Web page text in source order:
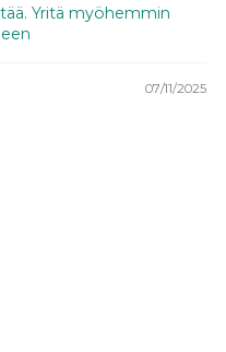
Yritä myöhemmin
07/11/2025